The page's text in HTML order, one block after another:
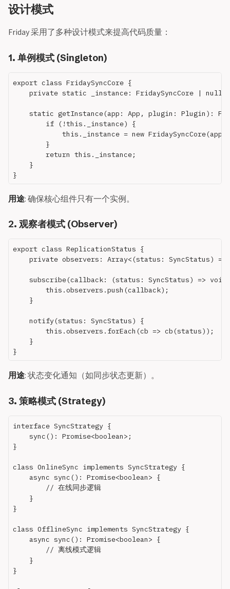
设计模式
Friday 采用了多种设计模式来提高代码质量：
1. 单例模式 (Singleton)
export class FridaySyncCore {
private static _instance: FridaySyncCore | null
static getInstance(app: App, plugin: Plugin):
        if (!this._instance) {
this._instance = new FridaySyncCore(app,
        }
        return this._instance;
    }
用途: 确保核心组件只有一个实例。
2. 观察者模式 (Observer)
export class ReplicationStatus {
private observers: Array<(status: SyncStatus) =>
subscribe(callback: (status: SyncStatus) =>
        this.observers.push(callback);
    }
    notify(status: SyncStatus) {
        this.observers.forEach(cb => cb(status));
    }
用途: 状态变化通知（如同步状态更新）。
3. 策略模式 (Strategy)
interface SyncStrategy {
    sync(): Promise<boolean>;
}
class OnlineSync implements SyncStrategy {
    async sync(): Promise<boolean> {
        // 在线同步逻辑
    }
}
class OfflineSync implements SyncStrategy {
    async sync(): Promise<boolean> {
        // 离线模式逻辑
    }
}